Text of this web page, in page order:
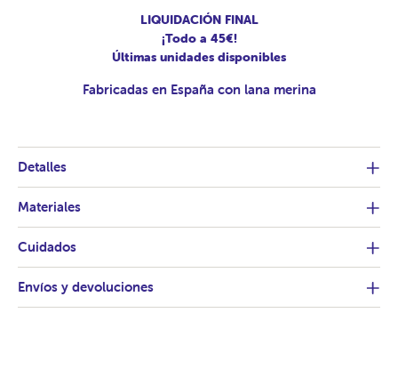
LIQUIDACIÓN FINAL
¡Todo a 45€!
Últimas unidades disponibles
Fabricadas en España con lana merina
Detalles
Materiales
Cuidados
Envíos y devoluciones